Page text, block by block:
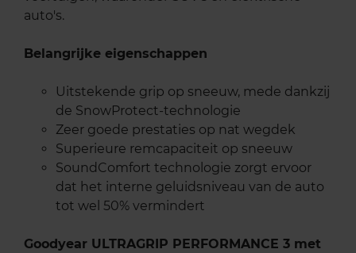
auto's.
Belangrijke eigenschappen
Uitstekende grip op sneeuw, mede dankzij
de SnowProtect-technologie
Zeer goede prestaties op nat wegdek
Superieure remcapaciteit op sneeuw
SoundComfort technologie zorgt ervoor
dat het interne geluidsniveau van de auto
tot wel 50% vermindert
Goodyear ULTRAGRIP PERFORMANCE 3 met